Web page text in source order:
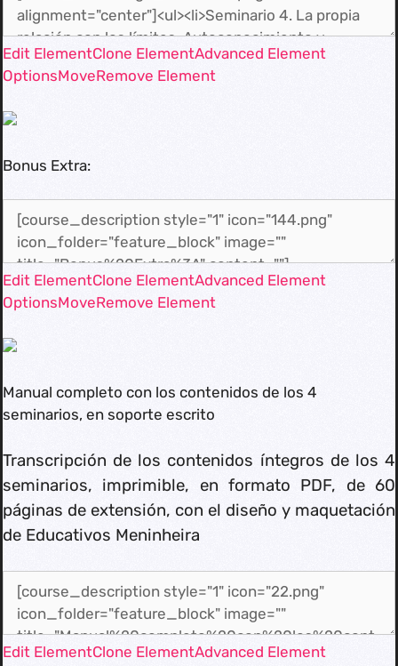
Edit ElementClone ElementAdvanced Element
OptionsMoveRemove Element
Bonus Extra:
Edit ElementClone ElementAdvanced Element
OptionsMoveRemove Element
Manual completo con los contenidos de los 4
seminarios, en soporte escrito
Transcripción de los contenidos íntegros de los 4
seminarios, imprimible, en formato PDF, de 60
páginas de extensión, con el diseño y maquetación
de Educativos Meninheira
Edit ElementClone ElementAdvanced Element